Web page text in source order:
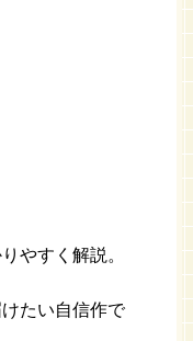
やすく解説。
たい自信作で